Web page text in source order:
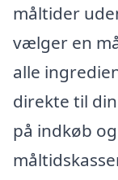
måltider
vælger en
alle
direkte til
på indkøb